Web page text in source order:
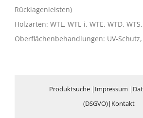
Rücklagenleisten)
Holzarten: WTL, WTL-i, WTE, WTD, WTS,
Oberflächenbehandlungen: UV-
Produktsuche| Impressum |
(DSGVO)| Kontakt